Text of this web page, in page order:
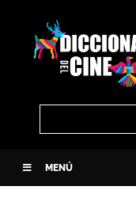
MENÚ